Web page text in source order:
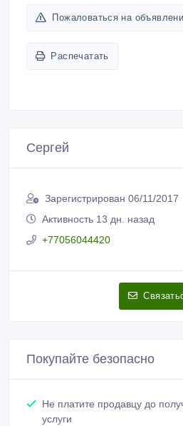
Пожаловаться на
Распечатать
Сергей
Зарегистрирован 06/11/2017
Активность 13 дн. назад
+77056044420
Покупайте безопасно
Не платите продавцу до
услуги